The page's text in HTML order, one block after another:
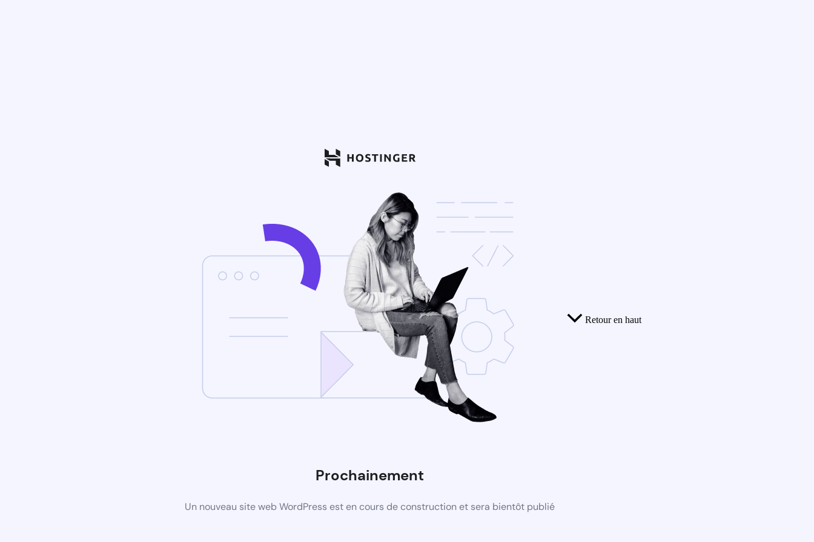
Prochainement
Un nouveau site web WordPress est en cours de construction et sera bientôt publié
Retour en haut